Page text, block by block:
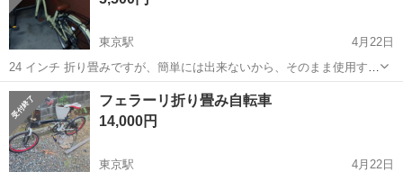
東京駅
4月22日
24 インチ 折り畳みですが、簡単には出来ないから、そのまま使用する
のがいいと思います。 一年前に、23000で、購入しました。 一回し
か、使用してません。 取りに来て下さる方、お願いします。 目だった
傷はありませんから。 ...
東京 中央区 折りたたみ自転車
フェラーリ折り畳み自転車
14,000円
東京駅
4月22日